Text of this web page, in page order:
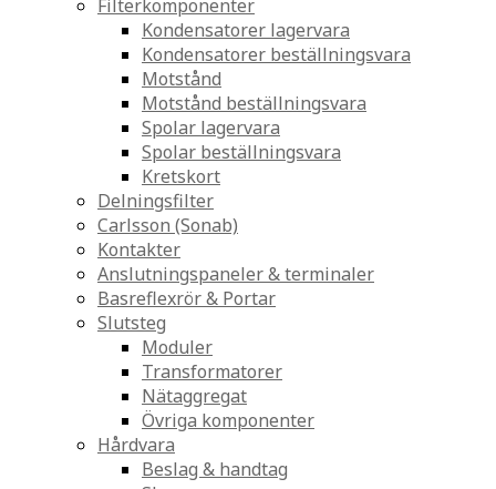
Filterkomponenter
Kondensatorer lagervara
Kondensatorer beställningsvara
Motstånd
Motstånd beställningsvara
Spolar lagervara
Spolar beställningsvara
Kretskort
Delningsfilter
Carlsson (Sonab)
Kontakter
Anslutningspaneler & terminaler
Basreflexrör & Portar
Slutsteg
Moduler
Transformatorer
Nätaggregat
Övriga komponenter
Hårdvara
Beslag & handtag